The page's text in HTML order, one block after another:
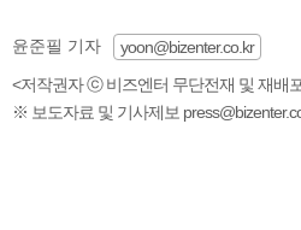
윤준필 기자
yoon@bizenter.co.kr
<저작권자 ⓒ 비즈엔터 무단전재 및 재배
※ 보도자료 및 기사제보